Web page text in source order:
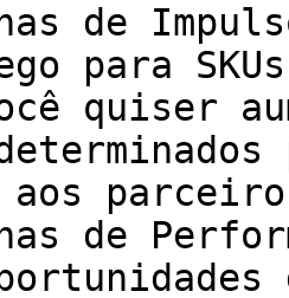
de
para
quiser
aos
de